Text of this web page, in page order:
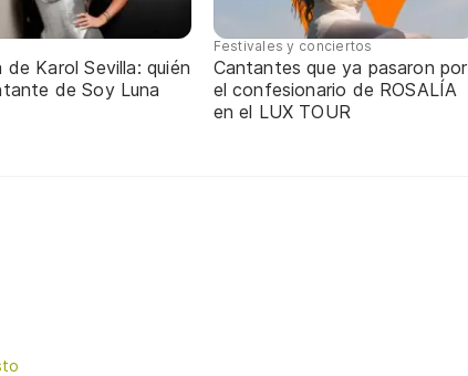
de Karol Sevilla: quién
de Soy Luna
Festivales y conciertos
Cantantes que ya pasaron por
el confesionario de ROSALÍA
en el LUX TOUR